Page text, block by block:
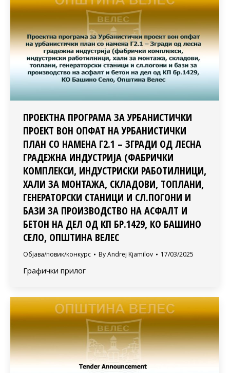
ПРОЕКТНА ПРОГРАМА ЗА УРБАНИСТИЧКИ
ПРОЕКТ ВОН ОПФАТ НА УРБАНИСТИЧКИ
ПЛАН СО НАМЕНА Г2.1 – ЗГРАДИ ОД ЛЕСНА
ГРАДЕЖНА ИНДУСТРИЈА (ФАБРИЧКИ
КОМПЛЕКСИ, ИНДУСТРИСКИ РАБОТИЛНИЦИ,
ХАЛИ ЗА МОНТАЖА, СКЛАДОВИ, ТОПЛАНИ,
ГЕНЕРАТОРСКИ СТАНИЦИ И СЛ.ПОГОНИ И
БАЗИ ЗА ПРОИЗВОДСТВО НА АСФАЛТ И
БЕТОН НА ДЕЛ ОД КП БР.1429, КО БАШИНО
СЕЛО, ОПШТИНА ВЕЛЕС
Објава/повик/конкурс ByAndrej Kjamilov 17/03/2025
Графички прилог